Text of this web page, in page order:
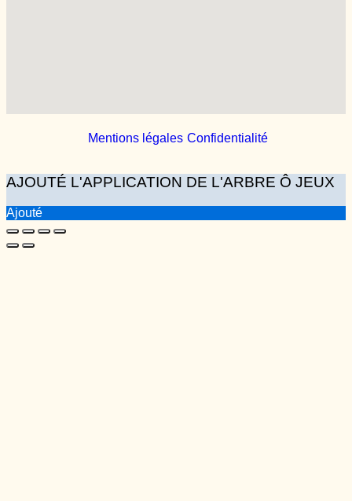
Mentions légales Confidentialité
AJOUTÉ L'APPLICATION DE L'ARBRE Ô JEUX
Ajouté